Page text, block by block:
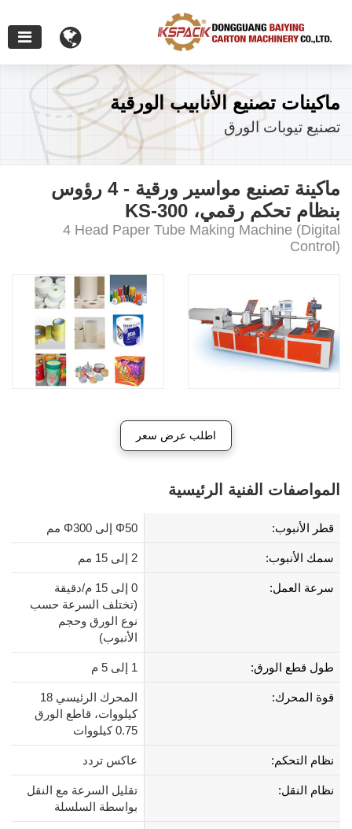
ماكينات تصنيع الأنابيب الورقية
تصنيع تيوبات الورق
ماكينة تصنيع مواسير ورقية - 4 رؤوس
بنظام تحكم رقمي، KS-300
4 Head Paper Tube Making Machine (Digital
Control)
اطلب عرض سعر
المواصفات الفنية الرئيسية
قطر الأنبوب: Φ50 إلى Φ300 مم
سمك الأنبوب: 2 إلى 15 مم
سرعة العمل:
0 إلى 15 م/دقيقة
(تختلف السرعة حسب
نوع الورق وحجم
الأنبوب)
طول قطع الورق: 1 إلى 5 م
قوة المحرك:
المحرك الرئيسي 18
كيلووات، قاطع الورق
0.75 كيلووات
نظام التحكم: عاكس تردد
نظام النقل:
تقليل السرعة مع النقل
بواسطة السلسلة